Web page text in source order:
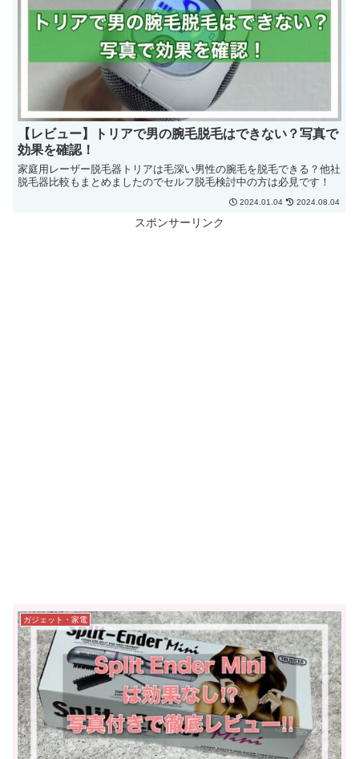
【レビュー】トリアで男の腕毛脱毛はできない？写真で
効果を確認！
家庭用レーザー脱毛器トリアは毛深い男性の腕毛を脱毛できる？他社
脱毛器比較もまとめましたのでセルフ脱毛検討中の方は必見です！
2024.01.04 2024.08.04
スポンサーリンク
ガジェット・家電